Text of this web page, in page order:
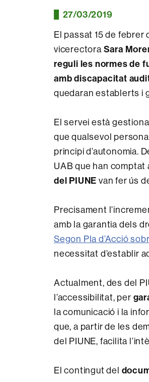
27/03/2019
El passat 15 de febrer
vicerectora Sara
reguli les normes de
amb discapacitat
quedaran establerts i
El servei està
que qualsevol
principi d’autonomia.
UAB que han
del PIUNEvan fer ús
Precisament
amb la garantia dels
Segon Pla d’Acció
necessitat d’establir
Actualment, des del
l’accessibilitat, per
la comunicació i la
que, a partir de les
del PIUNE, facilita
El contingut del